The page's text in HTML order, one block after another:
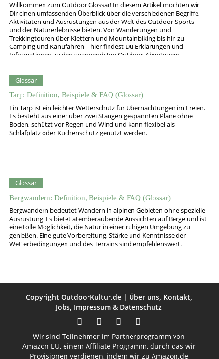
Willkommen zum Outdoor Glossar! In diesem Artikel möchten wir
Dir einen umfassenden Überblick über die verschiedenen Begriffe,
Aktivitäten und Ausrüstungen aus der Welt des Outdoor-Sports
und der Naturerlebnisse bieten. Von Wanderungen und
Trekkingtouren über Klettern und Mountainbiking bis hin zu
Camping und Kanufahren – hier findest Du Erklärungen und
Informationen zu den spannendsten Outdoor-Abenteuern.
Glossar
Tarp: Definition, Beispiele & FAQ (Glossar)
Ein Tarp ist ein leichter Wetterschutz für Übernachtungen im Freien.
Es besteht aus einer über zwei Stangen gespannten Plane ohne
Boden, schützt vor Regen und Wind und kann flexibel als
Schlafplatz oder Küchenschutz genutzt werden.
Glossar
Bergwandern: Definition, Beispiele & FAQ (Glossar)
Bergwandern bedeutet Wandern in alpinen Gebieten ohne spezielle
Ausrüstung. Es bietet atemberaubende Aussichten auf Berge und ist
eine tolle Möglichkeit, die Natur in einer ruhigen Umgebung zu
genießen. Eine gute Vorbereitung, Stärke und Kenntnisse der
Wetterbedingungen und des Terrains sind empfehlenswert.
Copyright OutdoorKultur.de| Über uns, Kontakt
Jobs Impressum & Datenschutz
Wir sind Teilnehmer im Partnerprogramm von
Amazon EU, einem Affiliate Programm, durch das wir
Provisionen verdienen, indem wir zu Amazon.de